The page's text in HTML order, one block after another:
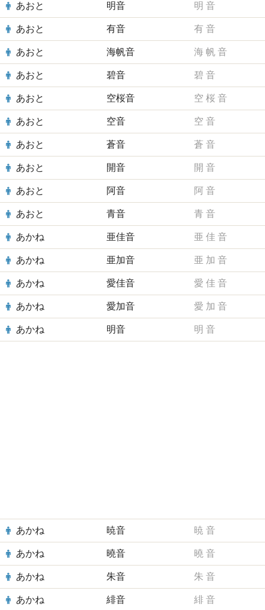
あおと 明音 明 音
あおと 有音 有 音
あおと 海帆音 海 帆 音
あおと 碧音 碧 音
あおと 空桜音 空 桜 音
あおと 空音 空 音
あおと 蒼音 蒼 音
あおと 開音 開 音
あおと 阿音 阿 音
あおと 青音 青 音
あかね 亜佳音 亜 佳 音
あかね 亜加音 亜 加 音
あかね 愛佳音 愛 佳 音
あかね 愛加音 愛 加 音
あかね 明音 明 音
あかね 暁音 暁 音
あかね 曉音 曉 音
あかね 朱音 朱 音
あかね 緋音 緋 音